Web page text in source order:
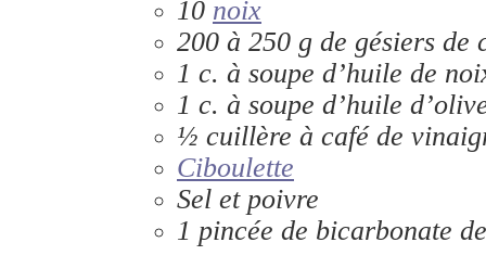
10 noix
200 à 250 g de gésiers de
1 c. à soupe d’huile de
1 c. à soupe d’huile
½ cuillère à café de
Ciboulette
Sel et poivre
1 pincée de bicarbonate